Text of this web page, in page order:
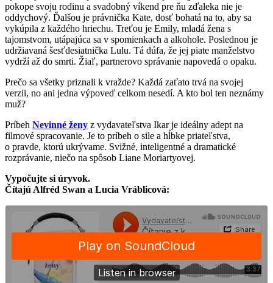
pokope svoju rodinu a svadobný víkend pre ňu zďaleka nie je
oddychový. Ďalšou je právnička Kate, dosť bohatá na to, aby sa
vykúpila z každého hriechu. Treťou je Emily, mladá žena s
tajomstvom, utápajúca sa v spomienkach a alkohole. Poslednou je
udržiavaná šesťdesiatnička Lulu. Tá dúfa, že jej piate manželstvo
vydrží až do smrti. Žiaľ, partnerovo správanie napovedá o opaku.
Prečo sa všetky priznali k vražde? Každá zaťato trvá na svojej
verzii, no ani jedna výpoveď celkom nesedí. A kto bol ten neznámy
muž?
Príbeh Nevinné ženy z vydavateľstva Ikar je ideálny adept na
filmové spracovanie. Je to príbeh o sile a hĺbke priateľstva,
o pravde, ktorú ukrývame. Svižné, inteligentné a dramatické
rozprávanie, niečo na spôsob Liane Moriartyovej.
Vypočujte si úryvok.
Čítajú Alfréd Swan a Lucia Vráblicová: